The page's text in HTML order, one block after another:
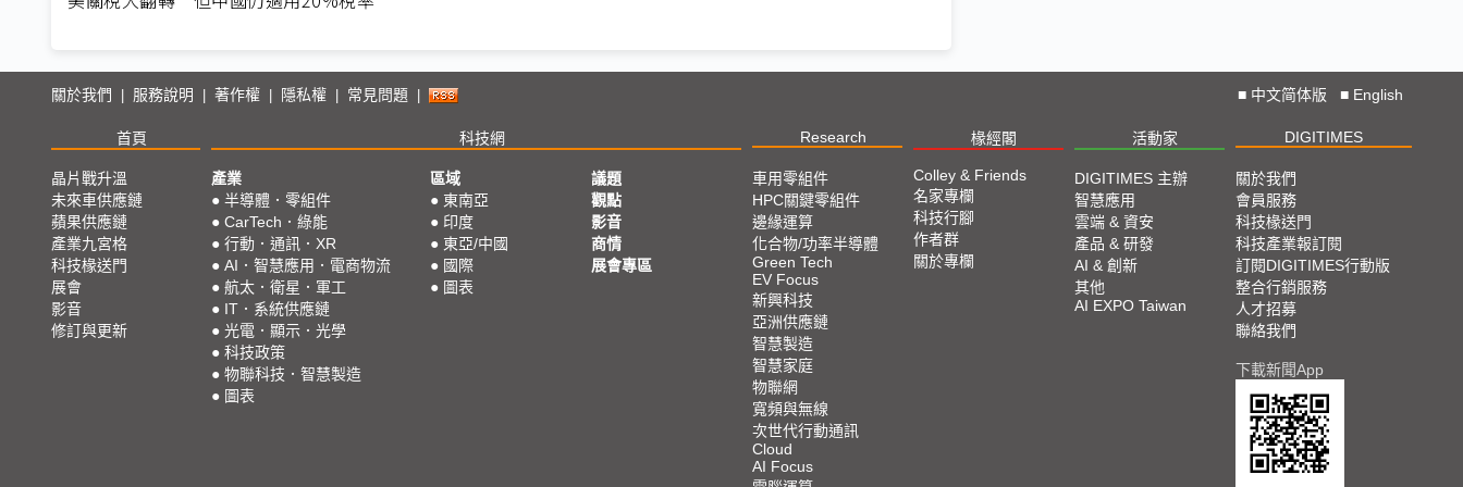
關於我們 服務說明 著作權 隱私權 常見問題 ■ 中文简体版 ■ English
首頁 科技網 Research 椽經閣 活動家 DIGITIMES
晶片戰升溫
未來車供應鏈
蘋果供應鏈
產業九宮格
科技椽送門
展會
影音
修訂與更新
產業
● 半導體．零組件
● CarTech．綠能
● 行動．通訊．XR
● AI．智慧應用．電商物流
● 航太．衛星．軍工
● IT．系統供應鏈
● 光電．顯示．光學
● 科技政策
● 物聯科技．智慧製造
● 圖表
區域
● 東南亞
● 印度
● 東亞/中國
● 國際
● 圖表
議題
觀點
影音
商情
展會專區
車用零組件
HPC關鍵零組件
邊緣運算
化合物/功率半導體
Green Tech
EV Focus
新興科技
亞洲供應鏈
智慧製造
智慧家庭
物聯網
寬頻與無線
次世代行動通訊
Cloud
AI Focus
Colley & Friends
名家專欄
科技行腳
作者群
關於專欄
DIGITIMES 主辦
智慧應用
雲端 & 資安
產品 & 研發
AI & 創新
其他
AI EXPO Taiwan
關於我們
會員服務
科技椽送門
科技產業報訂閱
訂閱DIGITIMES行動版
整合行銷服務
人才招募
聯絡我們
下載新聞App